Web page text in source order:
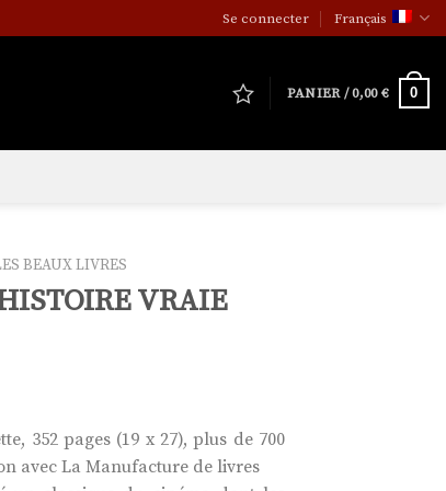
Se connecter Français
PANIER /0,00€ 0
BEAUX LIVRES
VRAIE
352 pages (19 x 27), plus de 700
avec La Manufacture de livres